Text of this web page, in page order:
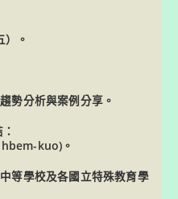
。
勢分析與案例分享。
kuo)。
等學校及各國立特殊教育學